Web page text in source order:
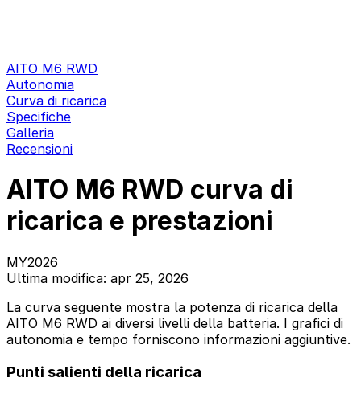
AITO M6 RWD
Autonomia
Curva di ricarica
Specifiche
Galleria
Recensioni
AITO M6 RWD curva di
ricarica e prestazioni
MY2026
Ultima modifica: apr 25, 2026
La curva seguente mostra la potenza di ricarica della
AITO M6 RWD ai diversi livelli della batteria. I grafici di
autonomia e tempo forniscono informazioni aggiuntive.
Punti salienti della ricarica